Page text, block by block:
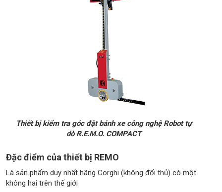
Thiết bị kiểm tra góc đặt bánh xe công nghệ Robot tự
dò R.E.M.O. COMPACT
Đặc điểm của thiết bị REMO
Là sản phẩm duy nhất hãng Corghi (không đối thủ) có một
không hai trên thế giới